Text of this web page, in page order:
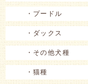
・プードル
・ダックス
・その他犬種
・猫種